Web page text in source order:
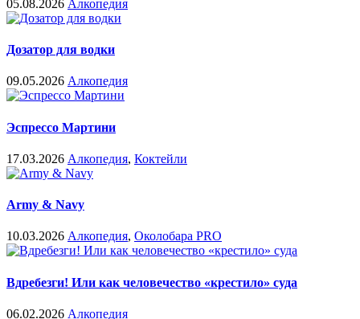
05.08.2026 Алкопедия
Дозатор для водки
09.05.2026 Алкопедия
Эспрессо Мартини
17.03.2026 Алкопедия, Коктейли
Army & Navy
10.03.2026 Алкопедия, Околобара PRO
Вдребезги! Или как человечество «крестило» суда
06.02.2026 Алкопедия